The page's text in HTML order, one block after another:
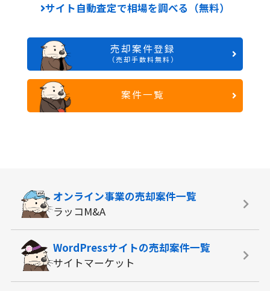
サイト自動査定で相場を調べる（無料）
売却案件登録
（売却手数料無料）
案件一覧
オンライン事業の売却案件一覧
ラッコM&A
WordPressサイトの売却案件一覧
サイトマーケット